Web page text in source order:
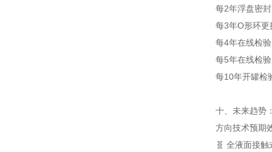
每2年浮盘密
每3年O形环更
每4年在线检
每5年在线检
每10年开罐检
十、未来趋势
方向技术预期
🧬 全液面接